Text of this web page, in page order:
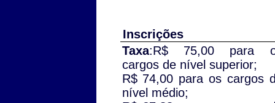
Inscrições
Taxa:R$ 75,00 para
cargos de nível superior;
R$ 74,00 para os cargos
nível médio;